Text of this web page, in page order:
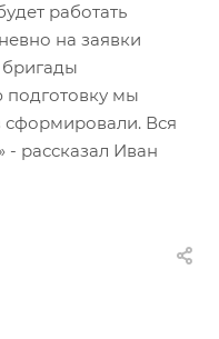
работать
на заявки
подготовку мы
сформировали. Вся
- рассказал Иван